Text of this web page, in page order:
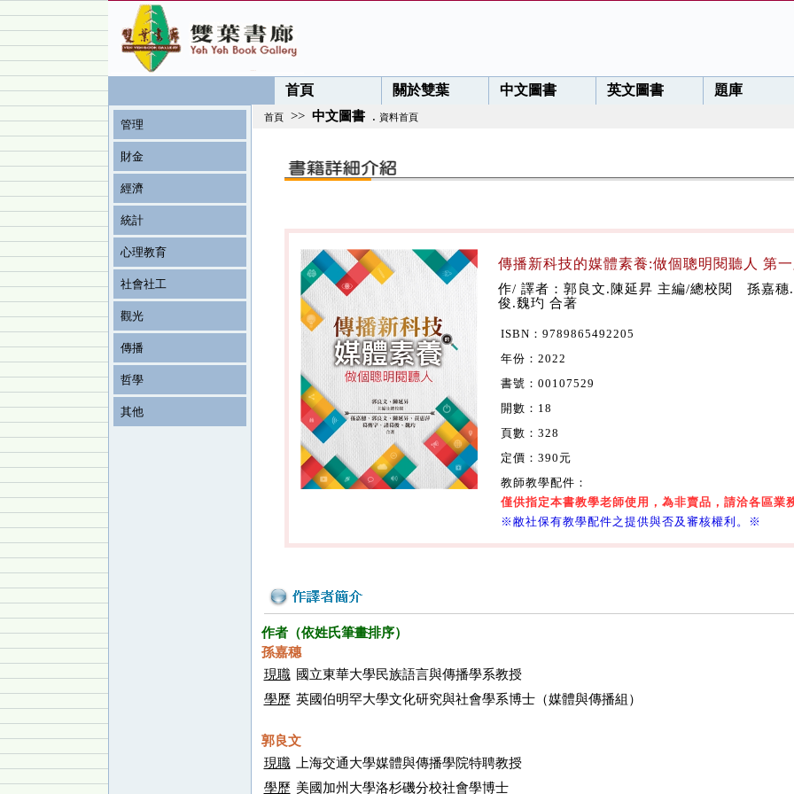
首頁 關於雙葉 中文圖書 英文圖書 題庫
管理
財金
經濟
統計
心理教育
社會社工
觀光
傳播
哲學
其他
首頁 >> 中文圖書 . 資料首頁
傳播新科技的媒體素養:做個聰明閱聽人 第
作/ 譯者：郭良文.陳延昇 主編/總校閱 孫嘉穗
俊.魏玓 合著
ISBN：9789865492205
年份：2022
書號：00107529
開數：18
頁數：328
定價：390元
教師教學配件：
僅供指定本書教學老師使用，為非賣品，請洽各區業
※敝社保有教學配件之提供與否及審核權利。※
作者（依姓氏筆畫排序）
孫嘉穗
現職 國立東華大學民族語言與傳播學系教授
學歷 英國伯明罕大學文化研究與社會學系博士（媒體與傳播組）
郭良文
現職
上海交通大學媒體與傳播學院特聘教授
學歷 美國加州大學洛杉磯分校社會學博士